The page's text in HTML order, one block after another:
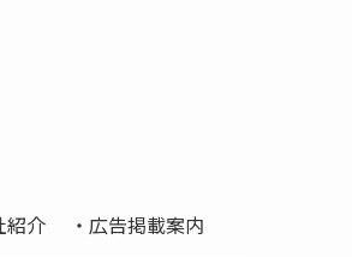
紹介
広告掲載案内